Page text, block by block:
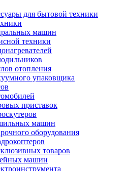
для бытовой техники
машин
техники
отопления
упаковщика
приставок
машин
оборудования
товаров
машин